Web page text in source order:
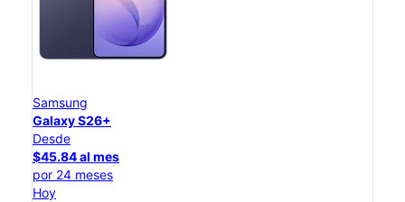
Samsung
Galaxy S26+
Desde
$45.84 al mes
por 24 meses
Hoy